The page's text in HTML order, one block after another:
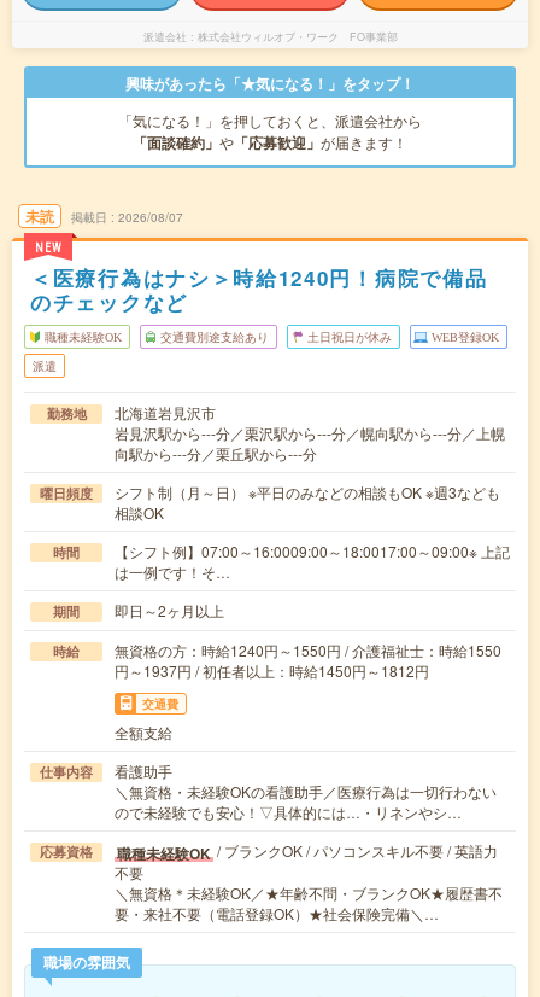
派遣会社 株式会社ウィルオブ・ワーク FO事業部
興味があったら「★気になる！」をタップ！
「気になる！」を押しておくと、派遣会社から
「面談確約」 や 「応募歓迎」 が届きます！
未読
NEW
掲載日 2026/08/07
＜医療行為はナシ＞時給1240円！病院で備品
のチェックなど
職種未経験OK 交通費別途支給あり 土日祝日が休み WEB登録OK
派遣
勤務地
北海道岩見沢市
岩見沢駅から---分／栗沢駅から---分／幌向駅から---分／上幌
向駅から---分／栗丘駅から---分
曜日頻度
シフト制（月～日） ※平日のみなどの相談もOK ※週3なども
相談OK
時間
【シフト例】07:00～16:0009:00～18:0017:00～09:00※ 上記
は一例です！そ…
期間 即日～2ヶ月以上
時給
無資格の方：時給1240円～1550円 / 介護福祉士：時給1550
円～1937円 / 初任者以上：時給1450円～1812円
交通費
全額支給
仕事内容
看護助手
＼無資格・未経験OKの看護助手／医療行為は一切行わない
ので未経験でも安心！▽具体的には…・リネンやシ…
応募資格 職種未経験OK / ブランクOK / パソコンスキル不要 / 英語力
不要
＼無資格＊未経験OK／★年齢不問・ブランクOK★履歴書不
要・来社不要（電話登録OK）★社会保険完備＼…
職場の雰囲気